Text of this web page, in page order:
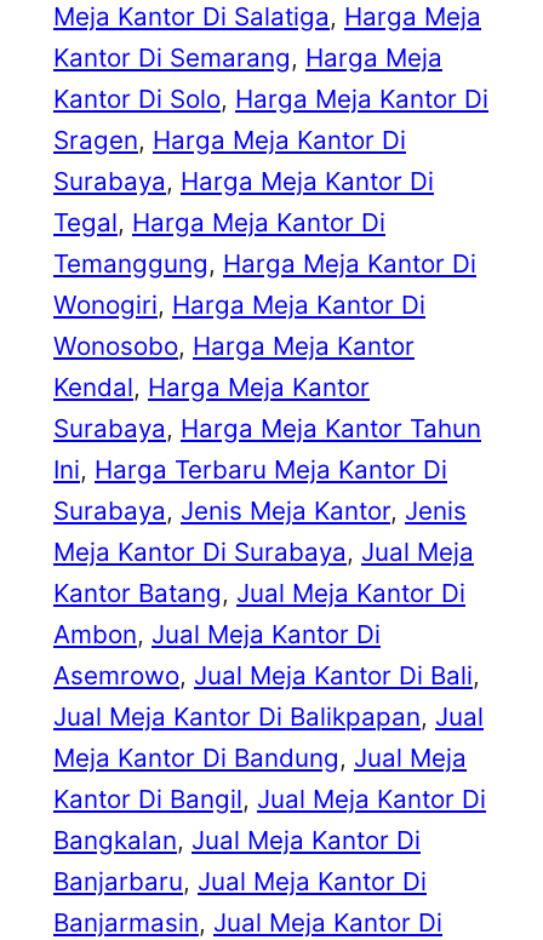
Meja Kantor Di Salatiga, Harga Meja
Kantor Di Semarang, Harga Meja
Kantor Di Solo, Harga Meja Kantor Di
Sragen, Harga Meja Kantor Di
Surabaya, Harga Meja Kantor Di
Tegal, Harga Meja Kantor Di
Temanggung, Harga Meja Kantor Di
Wonogiri, Harga Meja Kantor Di
Wonosobo, Harga Meja Kantor
Kendal, Harga Meja Kantor
Surabaya, Harga Meja Kantor Tahun
Ini, Harga Terbaru Meja Kantor Di
Surabaya, Jenis Meja Kantor, Jenis
Meja Kantor Di Surabaya, Jual Meja
Kantor Batang, Jual Meja Kantor Di
Ambon, Jual Meja Kantor Di
Asemrowo, Jual Meja Kantor Di Bali
Jual Meja Kantor Di Balikpapan, Jual
Meja Kantor Di Bandung, Jual Meja
Kantor Di Bangil, Jual Meja Kantor Di
Bangkalan, Jual Meja Kantor Di
Banjarbaru, Jual Meja Kantor Di
Banjarmasin, Jual Meja Kantor Di